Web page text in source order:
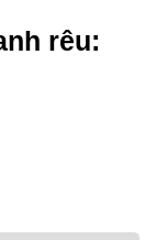
rêu: